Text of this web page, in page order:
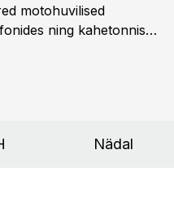
motohuvilised
ning kahetonnises
Nädal